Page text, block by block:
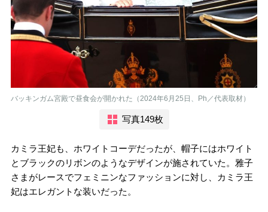
バッキンガム宮殿で昼食会が開かれた（2024年6月25日、Ph／代表取材）
写真149枚
カミラ王妃も、ホワイトコーデだったが、帽子にはホワイト
とブラックのリボンのようなデザインが施されていた。雅子
さまがレースでフェミニンなファッションに対し、カミラ王
妃はエレガントな装いだった。